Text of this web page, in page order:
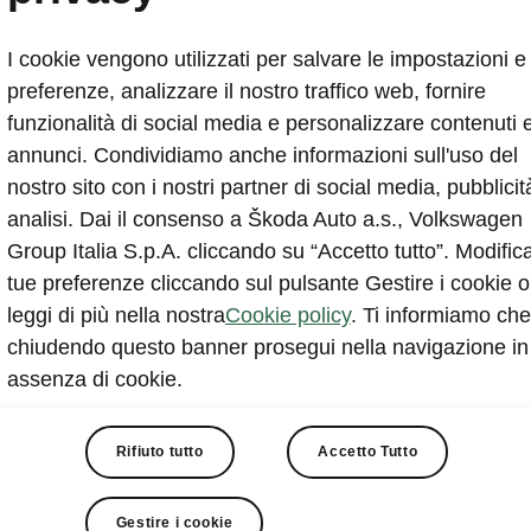
Škoda Octavia
25.900 €*
1.000 € di Extra Bonus
I cookie vengono utilizzati per salvare le impostazioni e
preferenze, analizzare il nostro traffico web, fornire
funzionalità di social media e personalizzare contenuti
annunci. Condividiamo anche informazioni sull'uso del
nostro sito con i nostri partner di social media,
analisi. Dai il consenso a Škoda Auto a.s., Volkswagen
Group Italia S.p.A. cliccando su “Accetto tutto”.
tue preferenze cliccando sul pulsante Gestire i cookie o
leggi di più nella nostraCookie policy. Ti informiamo che
chiudendo questo banner prosegui nella navigazione in
assenza di cookie.
Rifiuto tutto Accetto Tutto
Gestire i cookie